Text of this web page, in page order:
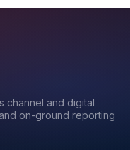
channel and digital
on-ground reporting